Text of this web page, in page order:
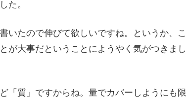
た。
いたので伸びて欲しいですね。というか、こ
が大事だということにようやく気がつきまし
「質」ですからね。量でカバーしようにも限